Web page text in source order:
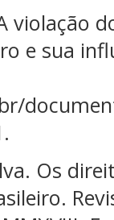
violação
e sua
Os